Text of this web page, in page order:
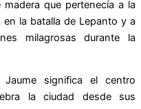
que pertenecía a la
la batalla de Lepanto y a
milagrosas durante la
significa el centro
la ciudad desde sus